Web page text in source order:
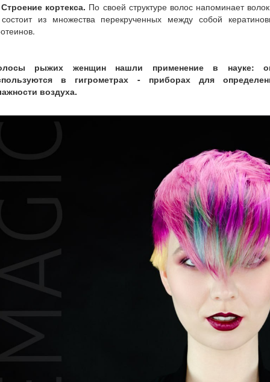
кортекса. По своей структуре волос напоминает
из множества перекрученных между собой
рыжих женщин нашли применение в науке:
в гигрометрах - приборах для
воздуха.